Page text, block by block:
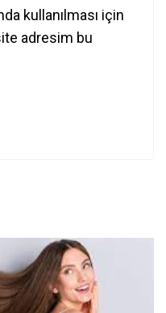
kullanılması için
adresim bu